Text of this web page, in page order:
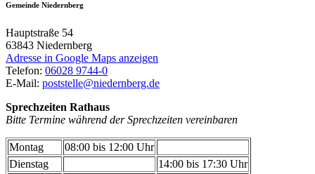
Gemeinde Niedernberg
Hauptstraße 54
63843 Niedernberg
Adresse in Google Maps anzeigen
Telefon: 06028 9744-0
E-Mail: poststelle@niedernberg.de
Sprechzeiten Rathaus
Bitte Termine während der Sprechzeiten vereinbaren
Montag
08:00 bis 12:00 Uhr
Dienstag
14:00 bis 17:30 Uhr